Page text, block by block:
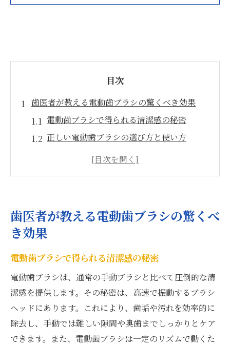
目次
歯医者が教える電動歯ブラシの驚くべき効果
電動歯ブラシで得られる清潔感の秘密
正しい電動歯ブラシの選び方と使い方
電動歯ブラシが歯周病予防に与える影響
電動歯ブラシの使用頻度と適切なタイミン
グ
健康的な歯を保つための歯磨き粉選びガイド
歯医者が薦める成分に注目しよう
フッ素入り歯磨き粉の利点と注意点
自然派歯磨き粉とその効果
感受性が高い人向けの歯磨き粉選び
ホワイトニング効果のある歯磨き粉を選ぶ
歯医者が教える電動歯ブラシの驚くべ
き効果
電動歯ブラシで得られる清潔感の秘密
電動歯ブラシは、通常の手動ブラシと比べて圧倒的な清
潔感を提供します。その秘密は、高速で振動するブラシ
ヘッドにあります。これにより、歯垢や汚れを効率的に
除去し、手動では難しい隙間や奥歯までしっかりとケア
できます。また、電動歯ブラシは一定のリズムで動くた